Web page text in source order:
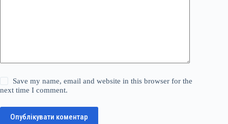
Save my name, email and website in this browser for the
next time I comment.
Опублікувати коментар